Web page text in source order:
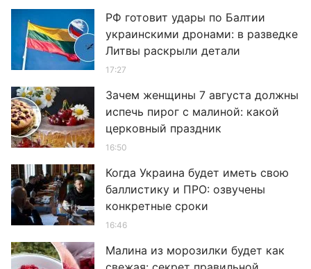
РФ готовит удары по Балтии
украинскими дронами: в разведке
Литвы раскрыли детали
17:27
Зачем женщины 7 августа должны
испечь пирог с малиной: какой
церковный праздник
16:50
Когда Украина будет иметь свою
баллистику и ПРО: озвучены
конкретные сроки
16:46
Малина из морозилки будет как